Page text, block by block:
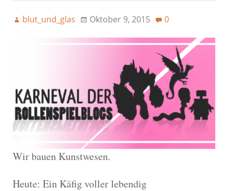
blut_und_glas Oktober 9, 2015 0
Wir bauen Kunstwesen.
Heute: Ein Käfig voller lebendig